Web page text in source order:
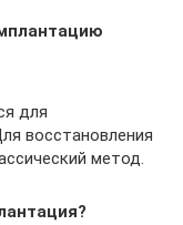
для
восстановления
метод.